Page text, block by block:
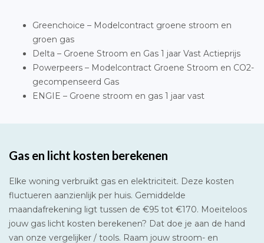
Greenchoice – Modelcontract groene stroom en
groen gas
Delta – Groene Stroom en Gas 1 jaar Vast Actieprijs
Powerpeers – Modelcontract Groene Stroom en CO2-
gecompenseerd Gas
ENGIE – Groene stroom en gas 1 jaar vast
Gas en licht kosten berekenen
Elke woning verbruikt gas en elektriciteit. Deze kosten
fluctueren aanzienlijk per huis. Gemiddelde
maandafrekening ligt tussen de €95 tot €170. Moeiteloos
jouw gas licht kosten berekenen? Dat doe je aan de hand
van onze vergelijker / tools. Raam jouw stroom- en